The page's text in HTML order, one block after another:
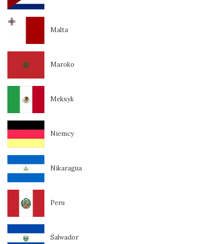
Malta
Maroko
Meksyk
Niemcy
Nikaragua
Peru
Salwador